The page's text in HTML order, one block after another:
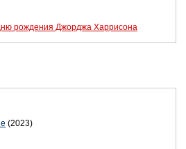
рождения Джорджа Харрисона
(2023)